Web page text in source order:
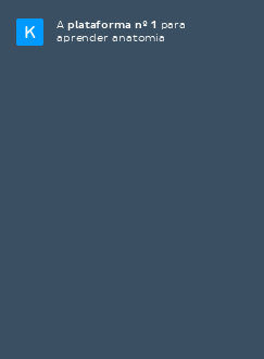
Aplataforma nº 1 para
aprender anatomia